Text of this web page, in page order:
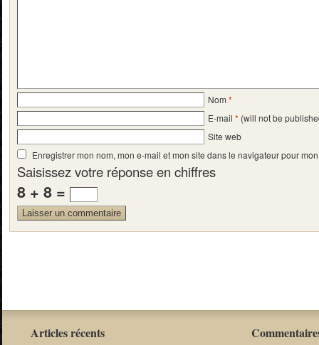
Nom *
E-mail * (will not be
Site web
Enregistrer mon nom, mon e-mail et mon site dans le navigateur pour
Saisissez votre réponse en chiffres
8 + 8 =
Articles récents